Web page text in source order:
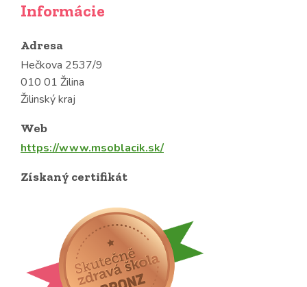
Informácie
Adresa
Hečkova 2537/9
010 01 Žilina
Žilinský kraj
Web
https://www.msoblacik.sk/
Získaný certifikát